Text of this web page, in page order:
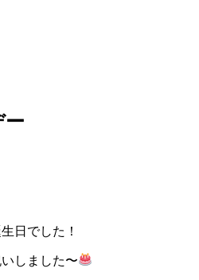
ー
日でした！
しました〜